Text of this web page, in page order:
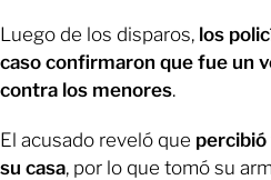
Luego de los disparos, los
caso confirmaron que fue un
contra los menores.
El acusado reveló que
su casa, por lo que tomó su